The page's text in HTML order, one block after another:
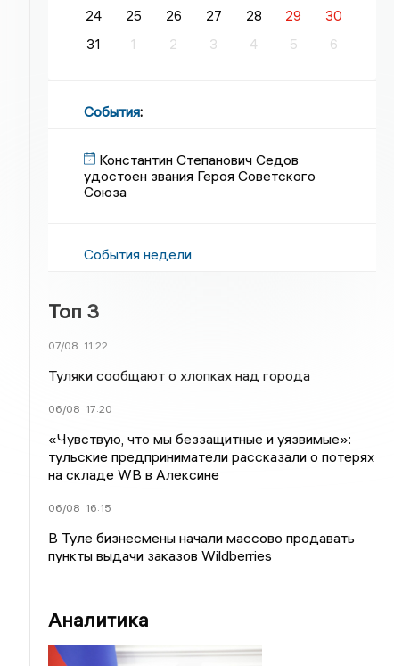
24
25 26 27 28 29
30
31
1 2 3 4 5 6
События:
Константин Степанович Седов
удостоен звания Героя Советского
Союза
События недели
Топ 3
07/08 11:22
Туляки сообщают о хлопках над города
06/08 17:20
«Чувствую, что мы беззащитные и уязвимые»:
тульские предприниматели рассказали о потерях
на складе WB в Алексине
06/08 16:15
В Туле бизнесмены начали массово продавать
пункты выдачи заказов Wildberries
Аналитика